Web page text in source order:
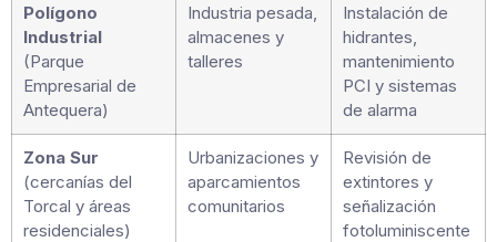
Polígono
Industrial
(Parque
Empresarial de
Antequera)
Industria pesada,
almacenes y
talleres
Instalación de
hidrantes,
mantenimiento
PCI y sistemas
de alarma
Zona Sur
(cercanías del
Torcal y áreas
residenciales)
Urbanizaciones y
aparcamientos
comunitarios
Revisión de
extintores y
señalización
fotoluminiscente